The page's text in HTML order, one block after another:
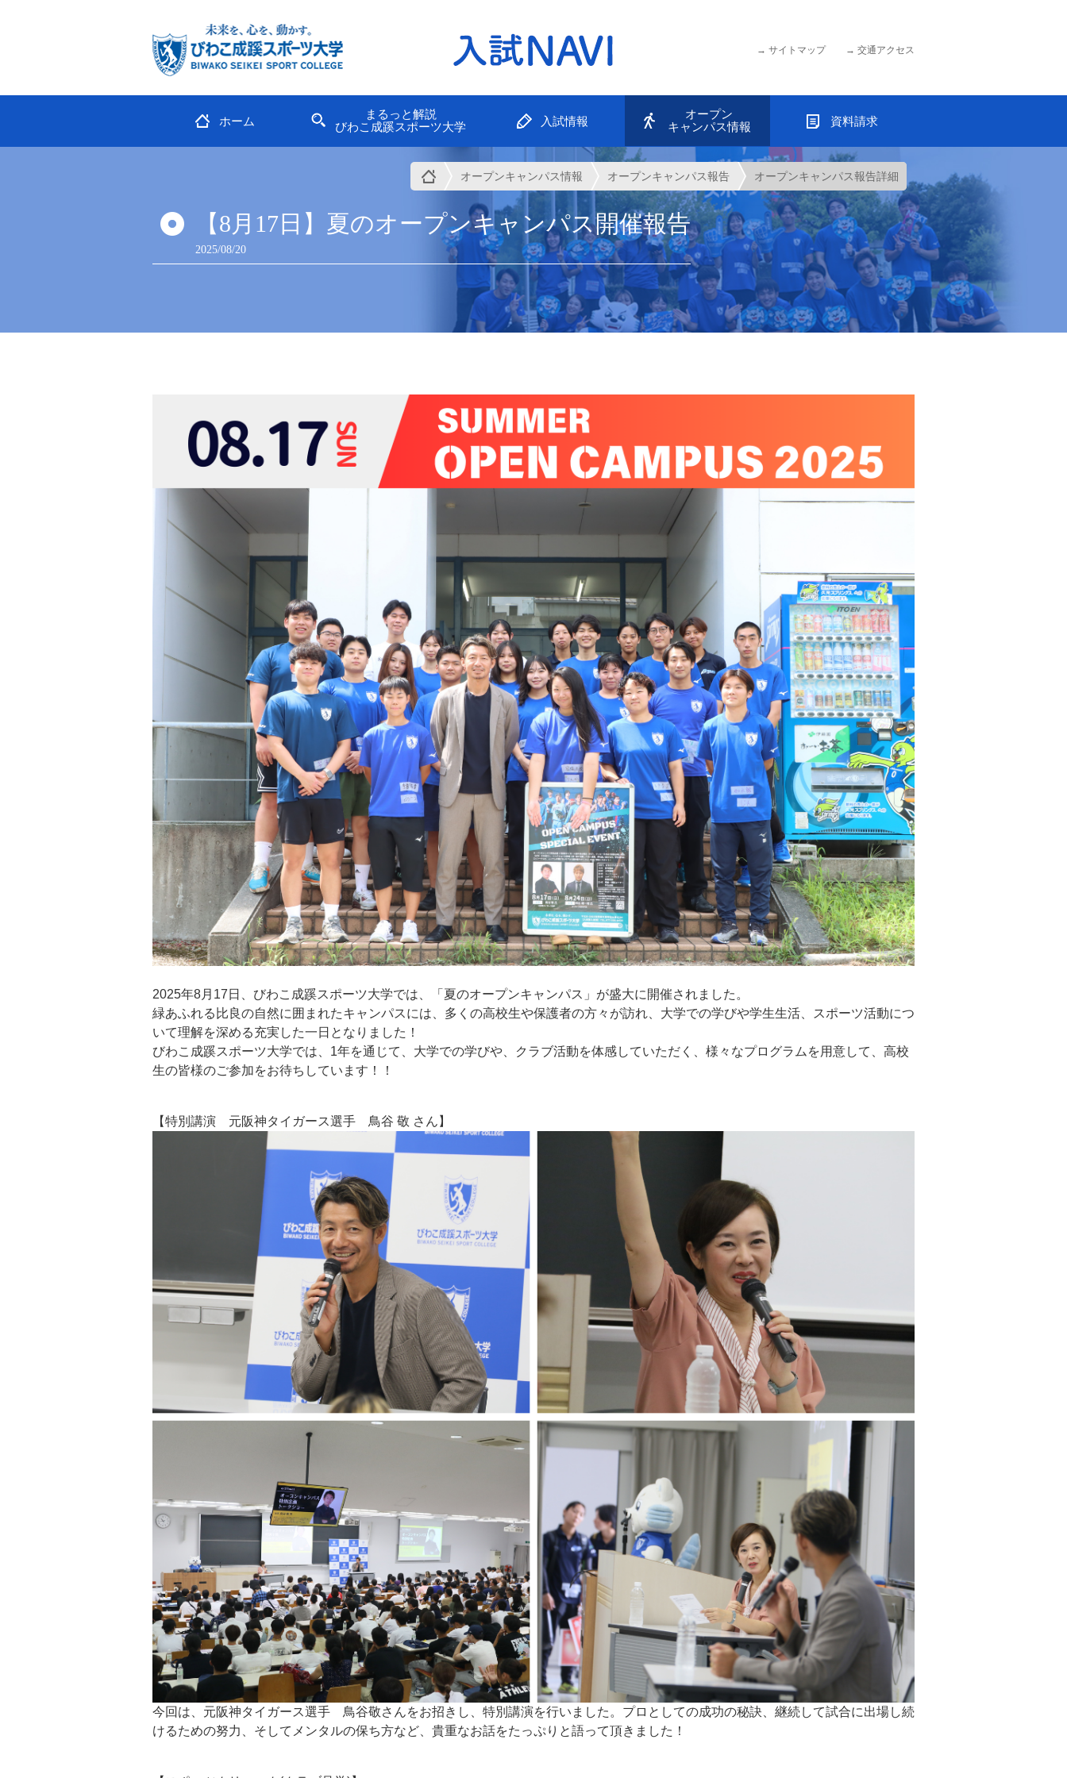
サイトマップ 交通アクセス
ホーム
まるっと解説
びわこ成蹊スポーツ大学
入試情報
オープン
キャンパス情報
資料請求
オープンキャンパス情報 オープンキャンパス報告 オープンキャンパス報告詳細
【8月17日】夏のオープンキャンパス開催報告
2025/08/20
2025年8月17日、びわこ成蹊スポーツ大学では、「夏のオープンキャンパス」が盛大に開催されました。
緑あふれる比良の自然に囲まれたキャンパスには、多くの高校生や保護者の方々が訪れ、大学での学びや学生生活、スポーツ活動につ
いて理解を深める充実した一日となりました！
びわこ成蹊スポーツ大学では、1年を通じて、大学での学びや、クラブ活動を体感していただく、様々なプログラムを用意して、高校
生の皆様のご参加をお待ちしています！！
【特別講演 元阪神タイガース選手 鳥谷 敬 さん】
今回は、元阪神タイガース選手 鳥谷敬さんをお招きし、特別講演を行いました。プロとしての成功の秘訣、継続して試合に出場し続
けるための努力、そしてメンタルの保ち方など、貴重なお話をたっぷりと語って頂きました！